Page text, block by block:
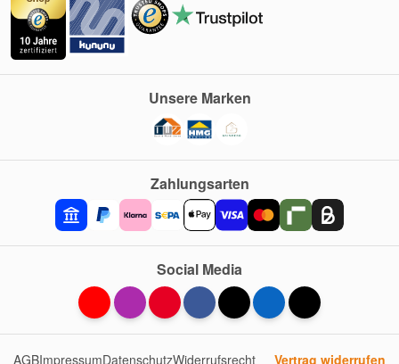
Zahlungsarten
Unsere Marken
Social Media
AGBImpressumDatenschutzWiderrufsrecht Vertrag widerrufen